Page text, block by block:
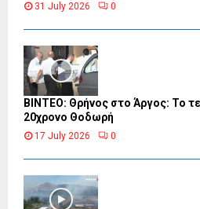
31 July 2026 0
ΒΙΝΤΕΟ: Θρήνος στο Άργος: Το
20χρονο Θοδωρή
17 July 2026 0